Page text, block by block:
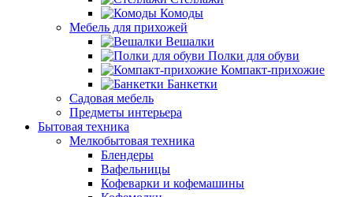
Комоды
Мебель для прихожей
Вешалки
Полки для обуви
Компакт-прихожие
Банкетки
Садовая мебель
Предметы интерьера
Бытовая техника
Мелкобытовая техника
Блендеры
Вафельницы
Кофеварки и кофемашины